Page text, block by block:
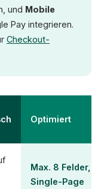
und Mobile
Pay integrieren.
Checkout-
Optimiert
Max. 8 Felder,
Single-Page